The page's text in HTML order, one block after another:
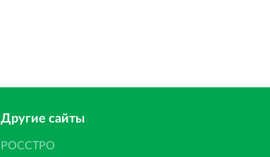
Другие сайты
РОССТРО